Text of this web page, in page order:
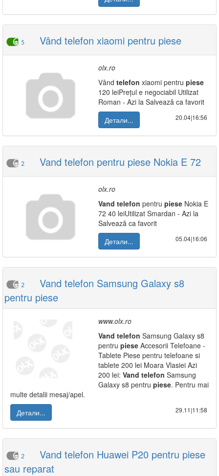
5 Vând telefon xiaomi pentru piese
olx.ro
Vând telefon xiaomi pentru piese
120 leiPrețul e negociabil Utilizat
Roman - Azi la Salvează ca favorit
Детали...
20.04|16:56
2 Vand telefon pentru piese Nokia E 72
olx.ro
Vand telefon pentru piese Nokia E
72 40 leiUtilizat Smardan - Azi la
Salvează ca favorit
Детали...
05.04|16:06
2
Vand telefon Samsung Galaxy s8
pentru piese
www.olx.ro
Vand telefon Samsung Galaxy s8
pentru piese Accesorii Telefoane -
Tablete Piese pentru telefoane si
tablete 200 lei Moara Vlasiei Azi
200 lei: Vand telefon Samsung
Galaxy s8 pentru piese. Pentru mai
multe detalii mesaj/apel.
Детали...
29.11|11:58
2
Vand telefon Huawei P20 pentru piese
sau reparat